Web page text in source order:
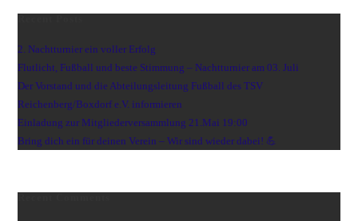
2. Nachtturnier ein voller Erfolg
Flutlicht, Fußball und beste Stimmung – Nachtturnier am 03. Juli
Der Vorstand und die Abteilungsleitung Fußball des TSV
Reichenberg/Boxdorf e.V. informieren
Einladung zur Mitgliederversammlung 21.Mai 19:00
Bring dich ein für deinen Verein – Wir sind wieder dabei! 💪